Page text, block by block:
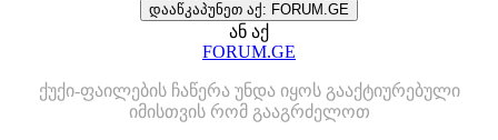
დააწკაპუნეთ აქ: FORUM.GE
ან აქ
FORUM.GE
ქუქი-ფაილების ჩაწერა უნდა იყოს გააქტიურებული
იმისთვის რომ გააგრძელოთ